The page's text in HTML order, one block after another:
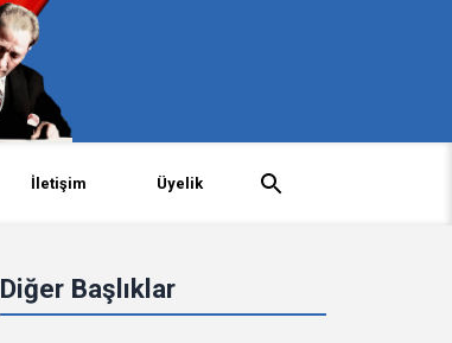
İletişim Üyelik
Diğer Başlıklar